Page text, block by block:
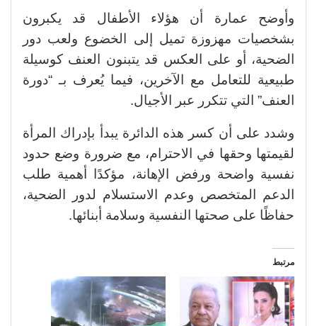
وأوضح عمارة أن هؤلاء الأطفال قد يكبرون
بشخصيات مهزوزة تميل إلى الخضوع ولعب دور
الضحية، أو على العكس قد يتبنون العنف كوسيلة
طبيعية للتعامل مع الآخرين، فيما يُعرف بـ “دورة
العنف” التي تتكرر عبر الأجيال.
وشدد على أن كسر هذه الدائرة يبدأ بإدراك المرأة
لقيمتها وحقها في الاحترام، مع ضرورة وضع حدود
نفسية واضحة ورفض الإهانة، مؤكدًا أهمية طلب
الدعم المتخصص وعدم الاستسلام لدور الضحية،
حفاظًا على صحتها النفسية وسلامة أبنائها.
مرتبط